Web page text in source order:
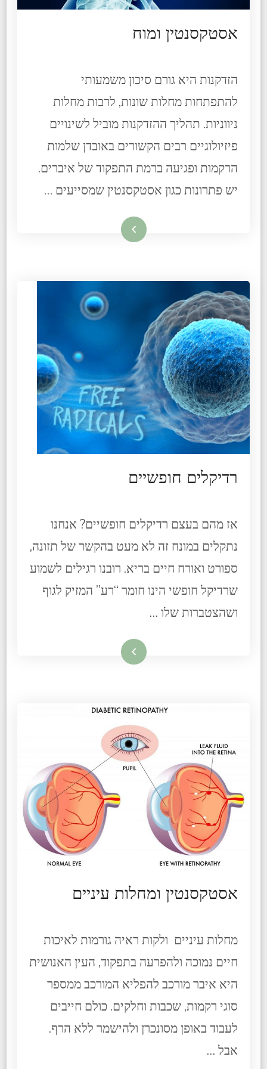
אסטקסנטין ומוח
הזדקנות היא גורם סיכון משמעותי
להתפתחות מחלות שונות, לרבות מחלות
ניווניות. תהליך ההזדקנות מוביל לשינויים
פיזיולוגיים רבים הקשורים באובדן שלמות
הרקמות ופגיעה ברמת התפקוד של איברים.
יש פתרונות כגון אסטקסנטין שמסייעים …
קרא עוד
רדיקלים חופשיים
אז מהם בעצם רדיקלים חופשיים? אנחנו
נתקלים במונח זה לא מעט בהקשר של תזונה,
ספורט ואורח חיים בריא. רובנו רגילים לשמוע
שרדיקל חופשי הינו חומר “רע” המזיק לגוף
ושהצטברות שלו …
קרא עוד
אסטקסנטין ומחלות עיניים
מחלות עיניים ולקות ראיה גורמות לאיכות
חיים נמוכה ולהפרעה בתפקוד, העין האנושית
היא איבר מורכב להפליא המורכב ממספר
סוגי רקמות, שכבות וחלקים. כולם חייבים
לעבוד באופן מסונכרן ולהישמר ללא הרף.
אבל …